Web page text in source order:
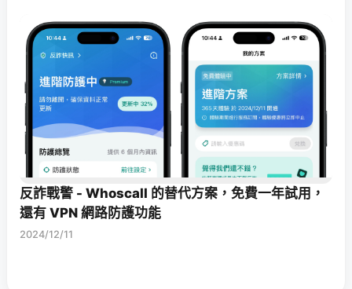
反詐戰警 - Whoscall 的替代方案，免費一年試用，
還有 VPN 網路防護功能
2024/12/11